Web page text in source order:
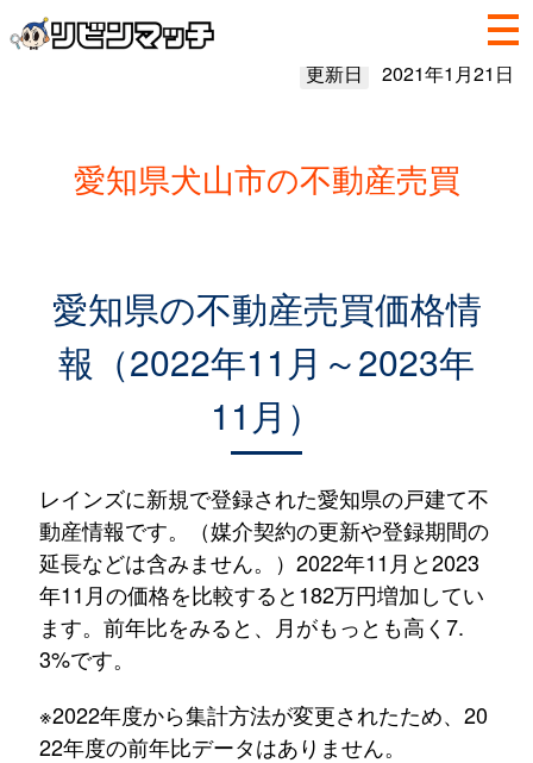
更新日 2021年1月21日
愛知県犬山市の不動産売買
愛知県の不動産売買価格情
報（2022年11月～2023年
11月）
レインズに新規で登録された愛知県の戸建て不
動産情報です。（媒介契約の更新や登録期間の
延長などは含みません。）2022年11月と2023
年11月の価格を比較すると182万円増加してい
ます。前年比をみると、月がもっとも高く7.
3%です。
※2022年度から集計方法が変更されたため、20
22年度の前年比データはありません。